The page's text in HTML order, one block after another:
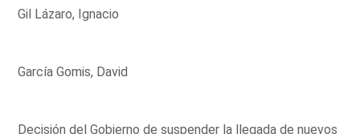
Gil Lázaro, Ignacio
García Gomis, David
Decisión del Gobierno de suspender la llegada de nuevos